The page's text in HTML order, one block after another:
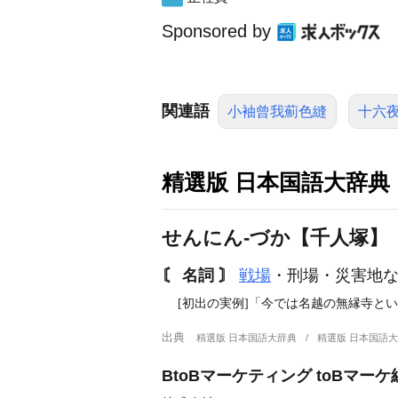
Sponsored by
関連語 小袖曾我薊色縫 十六
精選版 日本国語大辞典
せんにん‐づか【千人塚】
〘 名詞 〙 戦場 ・刑場・災害地
[初出の実例]「今では名越の無縁寺と
出典 精選版 日本国語大辞典 精選版 日本国語
BtoBマーケティング toBマーケ